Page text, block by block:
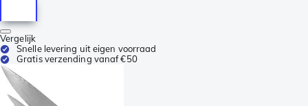
Vergelijk
Snelle levering uit eigen voorraad
Gratis verzending vanaf €50